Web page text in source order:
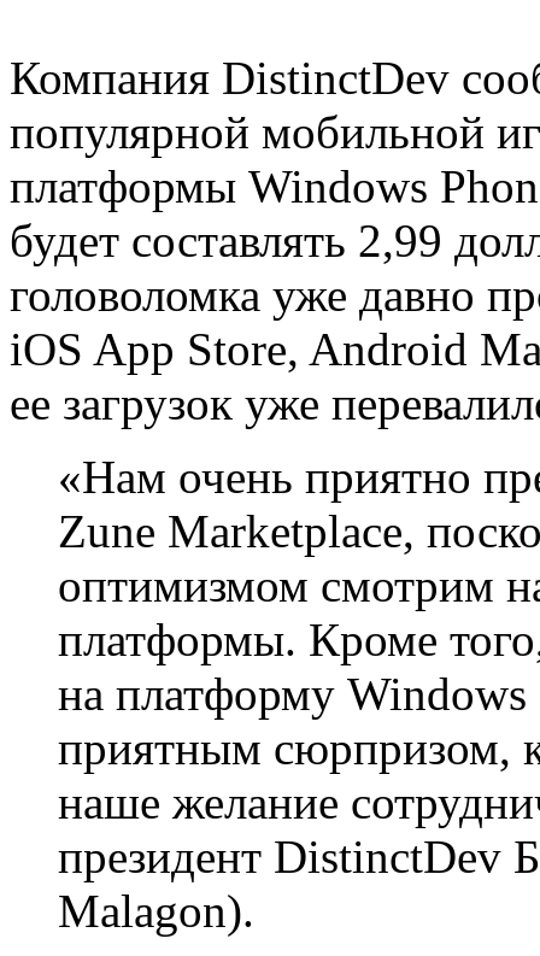
Компания DistinctDev
популярной мобильной
платформы Windows
будет составлять 2,99
головоломка уже давно
iOS App Store, Android
ее загрузок уже
«Нам очень приятно
Zune Marketplace,
оптимизмом смотрим
платформы. Кроме
на платформу Windows
приятным сюрпризом,
наше желание
президент DistinctDev
Malagon).